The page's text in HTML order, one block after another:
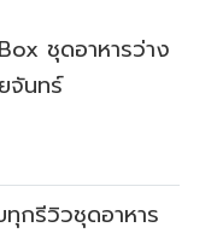
ชุดอาหารว่าง
จันทร์
กรีวิวชุดอาหาร